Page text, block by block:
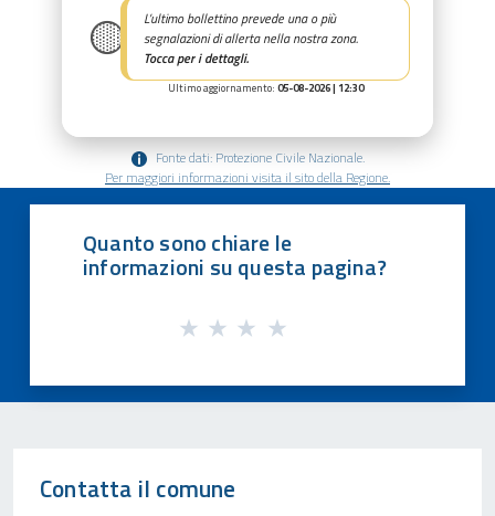
🟡
L’ultimo bollettino prevede una o più
segnalazioni di allerta nella nostra zona.
Tocca per i dettagli.
Ultimo aggiornamento: 05-08-2026 | 12:30
Fonte dati: Protezione Civile Nazionale.
Per maggiori informazioni visita il sito della Regione.
Quanto sono chiare le
informazioni su questa pagina?
Contatta il comune